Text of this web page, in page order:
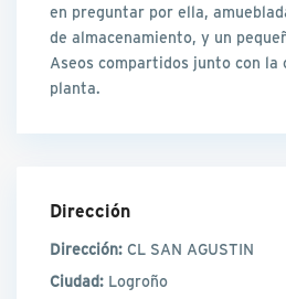
en preguntar por ella,
de almacenamiento, y un
Aseos compartidos junto con la
planta.
Dirección
Dirección: CL SAN AGUSTIN
Ciudad: Logroño